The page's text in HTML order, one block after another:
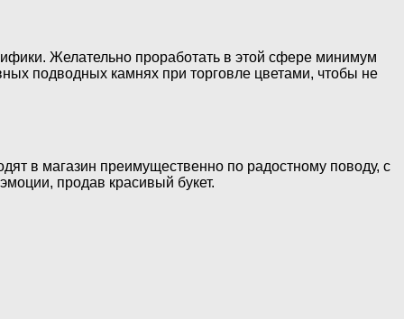
Желательно проработать в этой сфере минимум
подводных камнях при торговле цветами, чтобы не
в магазин преимущественно по радостному поводу, с
продав красивый букет.